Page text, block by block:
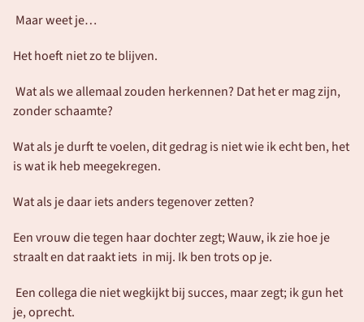
Maar weet je…
Het hoeft niet zo te blijven.
Wat als we allemaal zouden herkennen? Dat het er mag zijn,
zonder schaamte?
Wat als je durft te voelen, dit gedrag is niet wie ik echt ben, het
is wat ik heb meegekregen.
Wat als je daar iets anders tegenover zetten?
Een vrouw die tegen haar dochter zegt; Wauw, ik zie hoe je
straalt en dat raakt iets  in mij. Ik ben trots op je.
Een collega die niet wegkijkt bij succes, maar zegt; ik gun het
je, oprecht.